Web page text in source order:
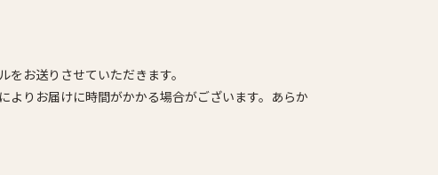
お送りさせていただきます。
よりお届けに時間がかかる場合がございます。あらか